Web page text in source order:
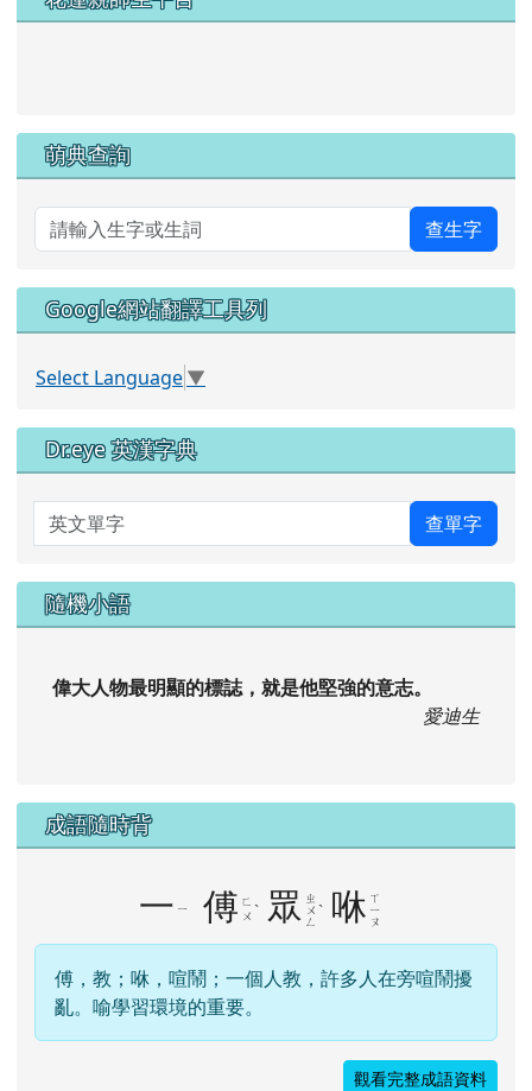
萌典查詢
查生字
Google網站翻譯工具列
Select Language▼
Dr.eye 英漢字典
英文單字 查單字
隨機小語
偉大人物最明顯的標誌，就是他堅強的意志。
愛迪生
成語隨時背
一 ㄧ 傅 ㄈ
ㄨ ˋ 眾
ㄓ
ㄨ
ㄥ
ˋ 咻 ㄒ
ㄧ
ㄡ
傅，教；咻，喧鬧；一個人教，許多人在旁喧鬧擾
亂。喻學習環境的重要。
觀看完整成語資料